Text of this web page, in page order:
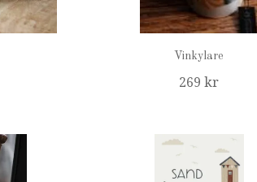
Vinkylare
269 kr